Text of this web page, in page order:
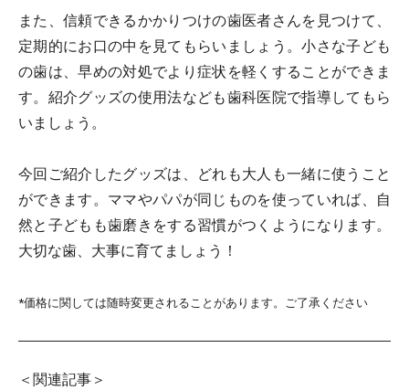
また、信頼できるかかりつけの歯医者さんを見つけて、
定期的にお口の中を見てもらいましょう。小さな子ども
の歯は、早めの対処でより症状を軽くすることができま
す。紹介グッズの使用法なども歯科医院で指導してもら
いましょう。
今回ご紹介したグッズは、どれも大人も一緒に使うこと
ができます。ママやパパが同じものを使っていれば、自
然と子どもも歯磨きをする習慣がつくようになります。
大切な歯、大事に育てましょう！
*価格に関しては随時変更されることがあります。ご了承ください
＜関連記事＞